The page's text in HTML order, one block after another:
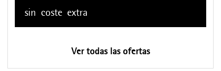
sin coste extra
Ver todas las ofertas